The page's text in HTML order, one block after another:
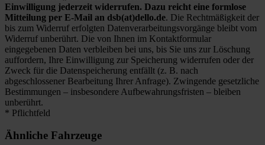
Einwilligung jederzeit widerrufen. Dazu reicht eine formlose
Mitteilung per E-Mail an dsb(at)dello.de. Die Rechtmäßigkeit der
bis zum Widerruf erfolgten Datenverarbeitungsvorgänge bleibt vom
Widerruf unberührt. Die von Ihnen im Kontaktformular
eingegebenen Daten verbleiben bei uns, bis Sie uns zur Löschung
auffordern, Ihre Einwilligung zur Speicherung widerrufen oder der
Zweck für die Datenspeicherung entfällt (z. B. nach
abgeschlossener Bearbeitung Ihrer Anfrage). Zwingende gesetzliche
Bestimmungen – insbesondere Aufbewahrungsfristen – bleiben
unberührt.
* Pflichtfeld
Ähnliche Fahrzeuge